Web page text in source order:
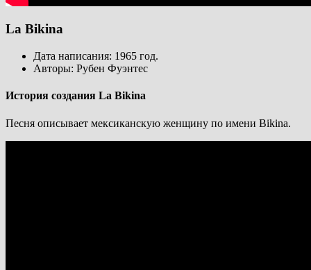
La Bikina
Дата написания: 1965 год.
Авторы: Рубен Фуэнтес
История создания La Bikina
Песня описывает мексиканскую женщину по имени Bikina.